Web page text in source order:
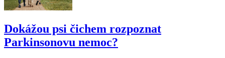
Dokážou psi čichem rozpoznat
Parkinsonovu nemoc?